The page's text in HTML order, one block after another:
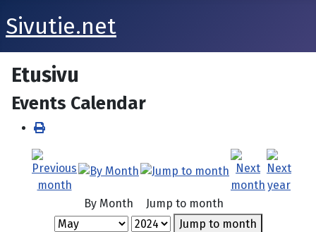
Sivutie.net
Etusivu
Events Calendar
By Month
Jump to month
Jump to month